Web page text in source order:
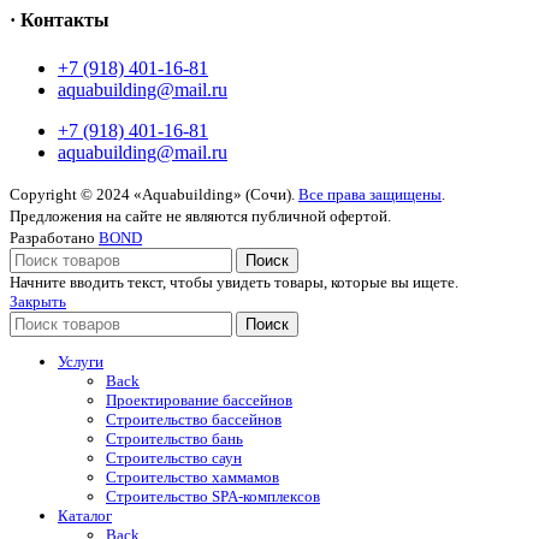
· Контакты
+7 (918) 401-16-81
aquabuilding@mail.ru
+7 (918) 401-16-81
aquabuilding@mail.ru
Copyright © 2024 «Aquabuilding» (Сочи). Все права защищены
Предложения на сайте не являются публичной офертой.
Разработано BOND
Поиск
Начните вводить текст, чтобы увидеть товары, которые вы ищете.
Закрыть
Поиск
Услуги
Back
Проектирование бассейнов
Строительство бассейнов
Строительство бань
Строительство саун
Строительство хаммамов
Строительство SPA-комплексов
Каталог
Back